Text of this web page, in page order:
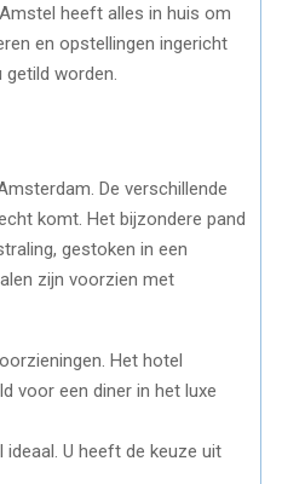
heeft alles in huis om
en opstellingen ingericht
worden.
De verschillende
komt. Het bijzondere pand
gestoken in een
zijn voorzien met
Het hotel
voor een diner in het luxe
U heeft de keuze uit